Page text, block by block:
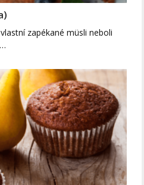
zapékané müsli neboli